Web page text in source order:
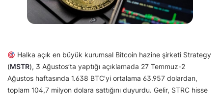
Halka açık en büyük kurumsal Bitcoin hazine şirketi Strategy
(MSTR), 3 Ağustos’ta yaptığı açıklamada 27 Temmuz-2
Ağustos haftasında 1.638 BTC’yi ortalama 63.957 dolardan,
toplam 104,7 milyon dolara sattığını duyurdu. Gelir, STRC hisse